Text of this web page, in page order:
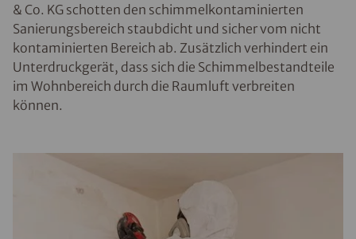
& Co. KG schotten den schimmelkontaminierten
Sanierungsbereich staubdicht und sicher vom nicht
kontaminierten Bereich ab. Zusätzlich verhindert ein
Unterdruckgerät, dass sich die Schimmelbestandteile
im Wohnbereich durch die Raumluft verbreiten
können.